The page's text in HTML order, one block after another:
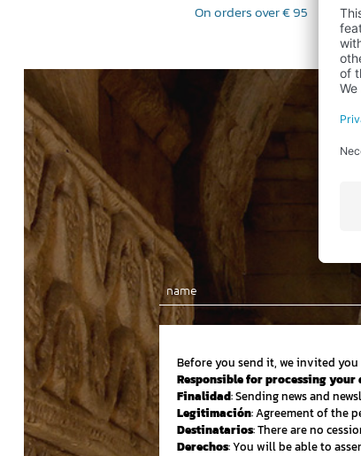
On orders over € 95
Before you send it, we invited
Responsible for processing your
Finalidad: Sending news and
Legitimación: Agreement of the
Destinatarios: There are no
Derechos: You will be able to